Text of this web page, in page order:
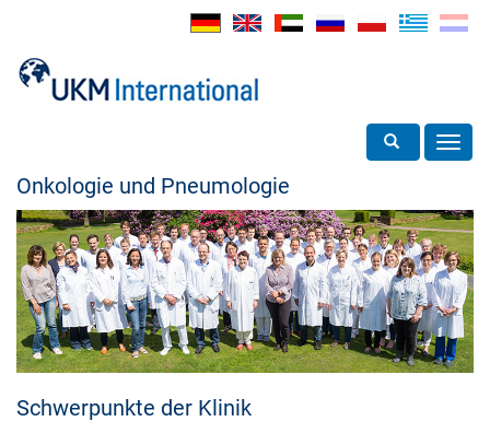
Toggle search
Onkologie und Pneumologie
Schwerpunkte der Klinik